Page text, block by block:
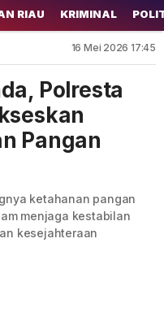
RIAU KRIMINAL
16 Mei 2026 17:45
Polresta
Pangan
ketahanan pangan
menjaga kestabilan
kesejahteraan